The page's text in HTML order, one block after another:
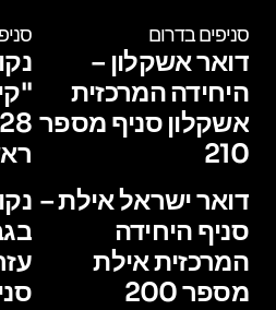
סניפים בדרום
דואר אשקלון –
היחידה המרכזית
אשקלון סניף מספר
210
דואר ישראל אילת –
סניף היחידה
המרכזית אילת
מספר 200